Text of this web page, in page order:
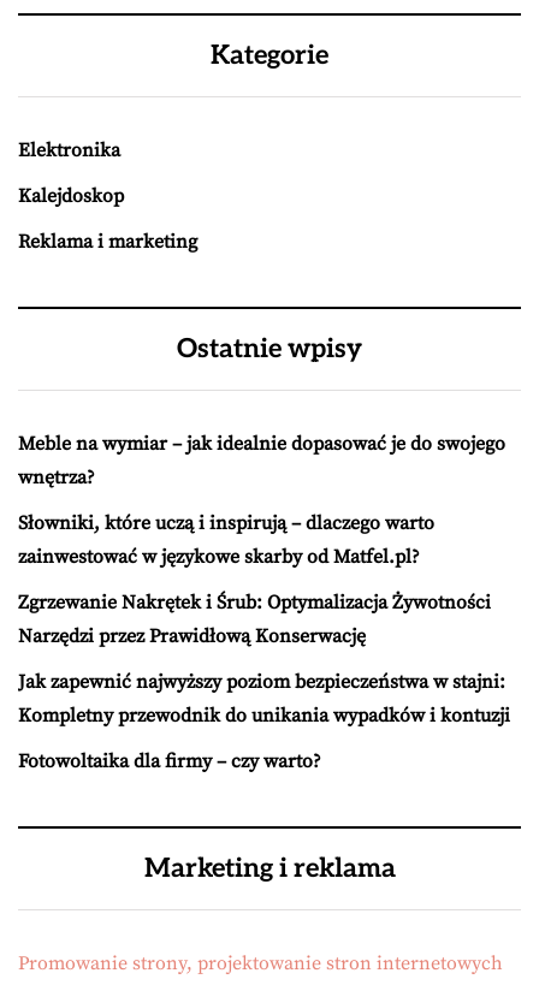
Kategorie
Elektronika
Kalejdoskop
Reklama i marketing
Ostatnie wpisy
Meble na wymiar – jak idealnie dopasować je do swojego
wnętrza?
Słowniki, które uczą i inspirują – dlaczego warto
zainwestować w językowe skarby od Matfel.pl?
Zgrzewanie Nakrętek i Śrub: Optymalizacja Żywotności
Narzędzi przez Prawidłową Konserwację
Jak zapewnić najwyższy poziom bezpieczeństwa w stajni:
Kompletny przewodnik do unikania wypadków i kontuzji
Fotowoltaika dla firmy – czy warto?
Marketing i reklama
Promowanie strony, projektowanie stron internetowych